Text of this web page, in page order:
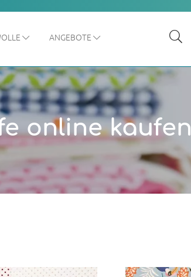
ANGEBOTE
online kaufen